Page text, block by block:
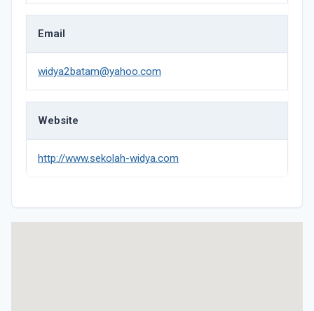
Email
widya2batam@yahoo.com
Website
http://www.sekolah-widya.com